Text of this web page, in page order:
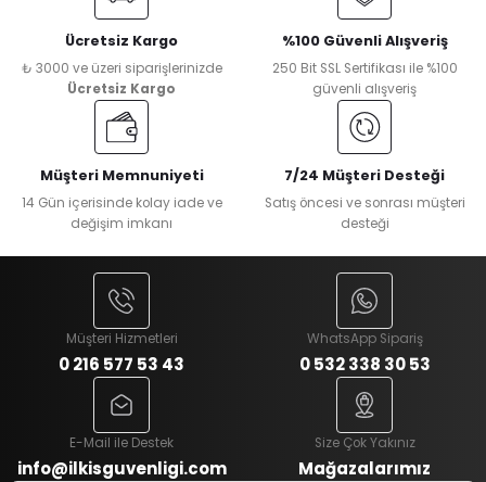
Ücretsiz Kargo
₺ 3000 ve üzeri siparişlerinizde
Ücretsiz Kargo
%100 Güvenli Alışveriş
250 Bit SSL Sertifikası ile %100
güvenli alışveriş
Müşteri Memnuniyeti
14 Gün içerisinde kolay iade ve
değişim imkanı
7/24 Müşteri Desteği
Satış öncesi ve sonrası müşteri
desteği
Müşteri Hizmetleri
0 216 577 53 43
WhatsApp Sipariş
0 532 338 30 53
E-Mail ile Destek
info@ilkisguvenligi.com
Size Çok Yakınız
Mağazalarımız